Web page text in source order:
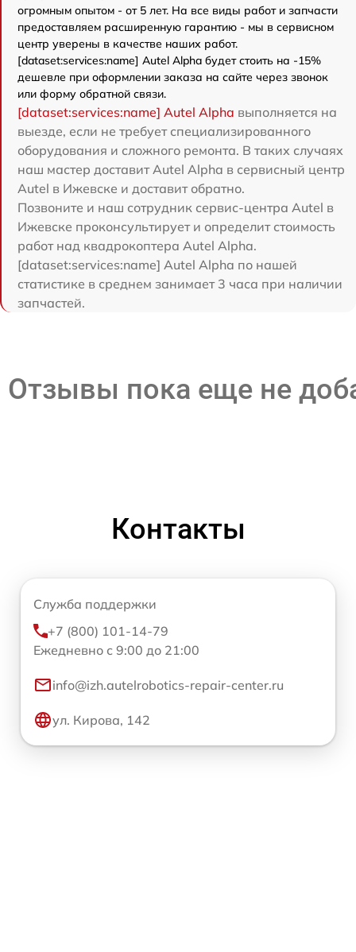
огромным опытом - от 5 лет. На все виды работ и запчасти
предоставляем расширенную гарантию - мы в сервисном
центр уверены в качестве наших работ.
[dataset:services:name] Autel Alpha будет стоить на -15%
дешевле при оформлении заказа на сайте через звонок
или форму обратной связи.
[dataset:services:name] Autel Alpha выполняется на
выезде, если не требует специализированного
оборудования и сложного ремонта. В таких случаях
наш мастер доставит Autel Alpha в сервисный центр
Autel в Ижевске и доставит обратно.
Позвоните и наш сотрудник сервис-центра Autel в
Ижевске проконсультирует и определит стоимость
работ над квадрокоптера Autel Alpha.
[dataset:services:name] Autel Alpha по нашей
статистике в среднем занимает 3 часа при наличии
запчастей.
Отзывы пока еще не
Контакты
Служба поддержки
+7 (800) 101-14-79
Ежедневно с 9:00 до 21:00
info@izh.autelrobotics-repair-center.ru
ул. Кирова, 142